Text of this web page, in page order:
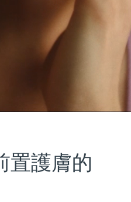
置護膚的
預計送達日期
預計送達日期
預計送達日期 8/11/26